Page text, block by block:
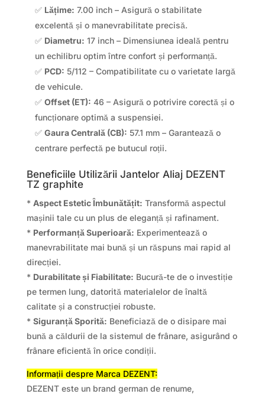
✅ Lățime: 7.00 inch – Asigură o stabilitate
excelentă și o manevrabilitate precisă.
✅ Diametru: 17 inch – Dimensiunea ideală pentru
un echilibru optim între confort și performanță.
✅ PCD: 5/112 – Compatibilitate cu o varietate largă
de vehicule.
✅ Offset (ET): 46 – Asigură o potrivire corectă și o
funcționare optimă a suspensiei.
✅ Gaura Centrală (CB): 57.1 mm – Garantează o
centrare perfectă pe butucul roții.
Beneficiile Utilizării Jantelor Aliaj DEZENT
TZ graphite
* Aspect Estetic Îmbunătățit: Transformă aspectul
mașinii tale cu un plus de eleganță și rafinament.
* Performanță Superioară: Experimentează o
manevrabilitate mai bună și un răspuns mai rapid al
direcției.
* Durabilitate și Fiabilitate: Bucură-te de o investiție
pe termen lung, datorită materialelor de înaltă
calitate și a construcției robuste.
* Siguranță Sporită: Beneficiază de o disipare mai
bună a căldurii de la sistemul de frânare, asigurând o
frânare eficientă în orice condiții.
Informații despre Marca DEZENT:
DEZENT este un brand german de renume,